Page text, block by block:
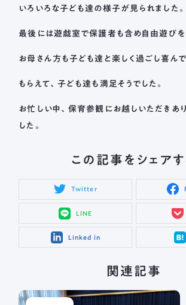
いろいろな子ども達の様子が見られました。
最後には遊戯室で保護者も含め自由遊びを
お母さん方も子ども達と楽しく過ごし喜んで
もらえて、子ども達も満足そうでした。
お忙しい中、保育参観にお越しいただきあ
した。
この記事をシェアす
Twitter
LINE
Linked in
関連記事